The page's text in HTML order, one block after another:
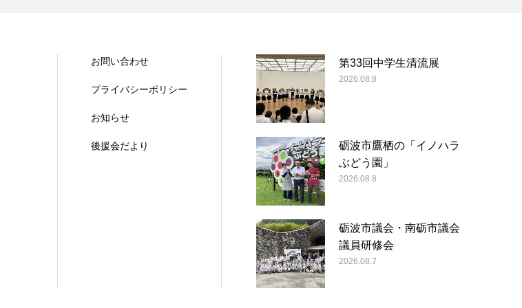
お問い合わせ
プライバシーポリシー
お知らせ
後援会だより
第33回中学生清流展
2026.08.8
砺波市鷹栖の「イノハラ
ぶどう園」
2026.08.8
砺波市議会・南砺市議会
議員研修会
2026.08.7